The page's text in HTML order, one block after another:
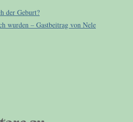
der Geburt?
wurden – Gastbeitrag von Nele